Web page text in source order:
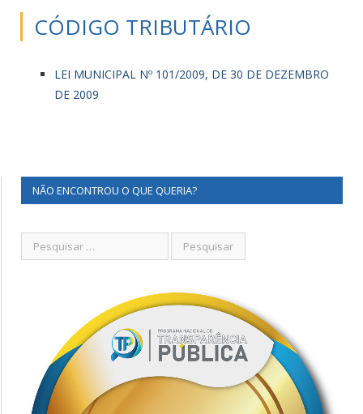
CÓDIGO TRIBUTÁRIO
LEI MUNICIPAL Nº 101/2009, DE 30 DE DEZEMBRO
DE 2009
NÃO ENCONTROU O QUE QUERIA?